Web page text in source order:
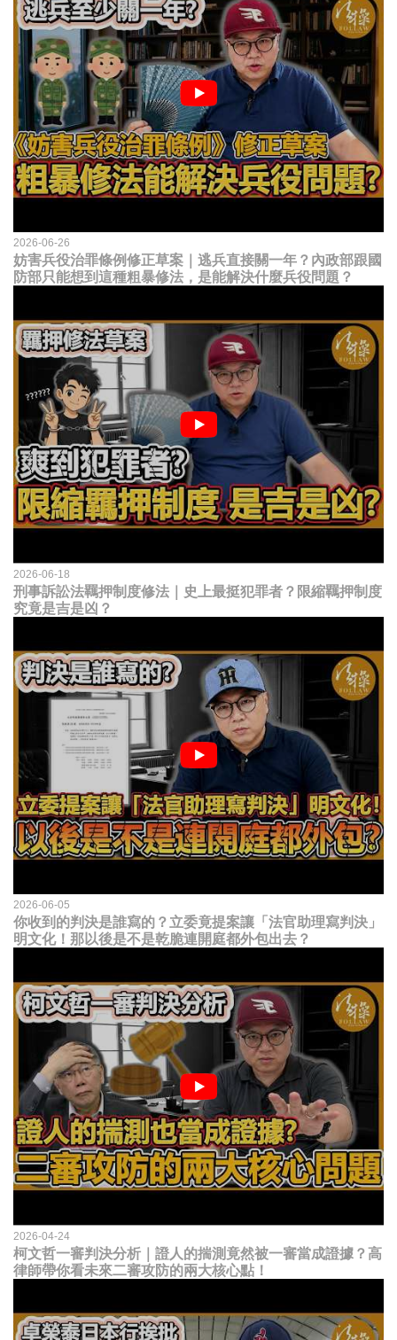
2026-06-26
妨害兵役治罪條例修正草案｜逃兵直接關一年？內政部跟國
防部只能想到這種粗暴修法，是能解決什麼兵役問題？
2026-06-18
刑事訴訟法羈押制度修法｜史上最挺犯罪者？限縮羈押制度
究竟是吉是凶？
2026-06-05
你收到的判決是誰寫的？立委竟提案讓「法官助理寫判決」
明文化！那以後是不是乾脆連開庭都外包出去？
2026-04-24
柯文哲一審判決分析｜證人的揣測竟然被一審當成證據？高
律師帶你看未來二審攻防的兩大核心點！